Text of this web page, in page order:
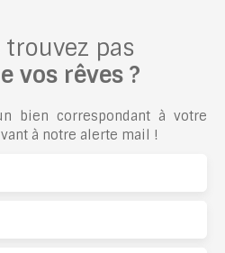
trouvez pas
vos rêves ?
bien correspondant à votre
à notre alerte mail !